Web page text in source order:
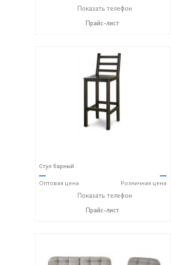
+7 (989) 269-73-94 ☎+7 (918) 316-91-77
Показать телефон
Прайс-лист
Стул барный
—
Оптовая цена
—
Розничная цена
+7 (989) 269-73-94 ☎+7 (918) 316-91-77
Показать телефон
Прайс-лист